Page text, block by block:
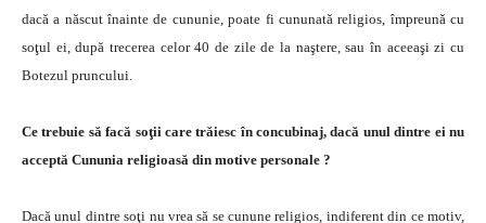
dacă a născut înainte de cununie, poate fi cununată religios, împreună cu
soţul ei, după trecerea celor 40 de zile de la naştere, sau în aceeaşi zi cu
Botezul pruncului.
Ce trebuie să facă soţii care trăiesc în concubinaj, dacă unul dintre ei nu
acceptă Cununia religioasă din motive personale ?
Dacă unul dintre soţi nu vrea să se cunune religios, indiferent din ce motiv,